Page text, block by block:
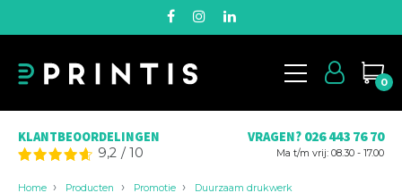
0
KLANTBEOORDELINGEN
9,2 /10
VRAGEN? 026 443 76 70
Ma t/m vrij: 08.30 - 17.00
Home Producten Promotie
Duurzaam drukwerk